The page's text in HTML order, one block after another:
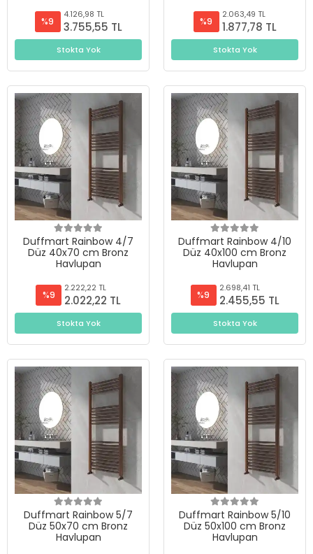
%9
4.126,98 TL
3.755,55 TL
Stokta Yok
%9
2.063,49 TL
1.877,78 TL
Stokta Yok
Duffmart Rainbow 4/7
Düz 40x70 cm Bronz
Havlupan
%9
2.222,22 TL
2.022,22 TL
Stokta Yok
Duffmart Rainbow 4/10
Düz 40x100 cm Bronz
Havlupan
%9
2.698,41 TL
2.455,55 TL
Stokta Yok
Duffmart Rainbow 5/7
Düz 50x70 cm Bronz
Havlupan
Duffmart Rainbow 5/10
Düz 50x100 cm Bronz
Havlupan